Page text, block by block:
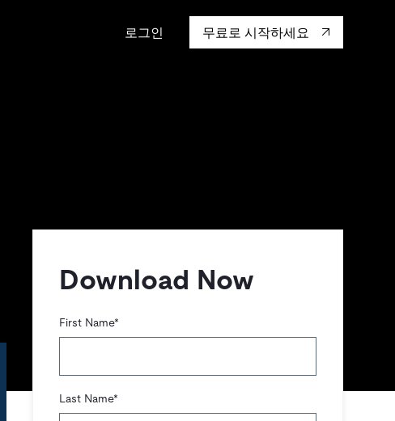
로그인 무료로 시작하세요
Download Now
First Name*
Last Name*